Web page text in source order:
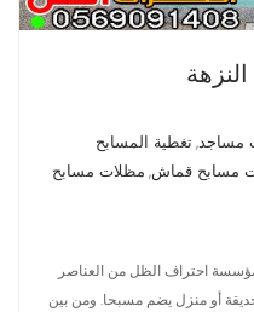
مساجد,تغطية المسابح
مسابح قماش, مظلات مسابح
احتراف الظل من العناصر
أو منزل يضم مسبحا. ومن بين